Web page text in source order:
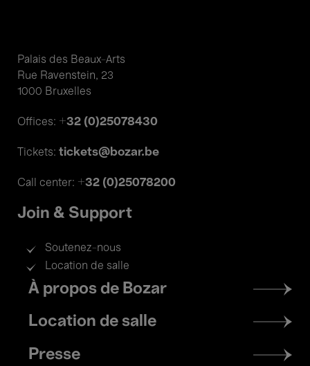
Palais des Beaux-Arts
Rue Ravenstein, 23
1000 Bruxelles
Offices: +32 (0)25078430
Tickets: tickets@bozar.be
Call center: +32 (0)25078200
Join & Support
Soutenez-nous
Location de salle
Footer
menu
À propos de Bozar
Location de salle
Presse